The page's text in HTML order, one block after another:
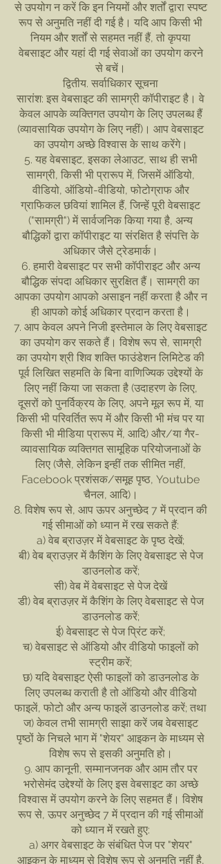
से उपयोग न करें कि इन नियमों और शर्तों द्वारा स्पष्ट
रूप से अनुमति नहीं दी गई है। यदि आप किसी भी
नियम और शर्तों से सहमत नहीं हैं, तो कृपया
वेबसाइट और यहां दी गई सेवाओं का उपयोग करने
से बचें।
द्वितीय. सर्वाधिकार सूचना
सारांश: इस वेबसाइट की सामग्री कॉपीराइट है। वे
केवल आपके व्यक्तिगत उपयोग के लिए उपलब्ध हैं
(व्यावसायिक उपयोग के लिए नहीं)। आप वेबसाइट
का उपयोग अच्छे विश्वास के साथ करेंगे।
5. यह वेबसाइट, इसका लेआउट, साथ ही सभी
सामग्री, किसी भी प्रारूप में, जिसमें ऑडियो,
वीडियो, ऑडियो-वीडियो, फोटोग्राफ और
ग्राफिकल छवियां शामिल हैं, जिन्हें पूरी वेबसाइट
("सामग्री") में सार्वजनिक किया गया है, अन्य
बौद्धिकों द्वारा कॉपीराइट या संरक्षित है संपत्ति के
अधिकार जैसे ट्रेडमार्क।
6. हमारी वेबसाइट पर सभी कॉपीराइट और अन्य
बौद्धिक संपदा अधिकार सुरक्षित हैं। सामग्री का
आपका उपयोग आपको असाइन नहीं करता है और न
ही आपको कोई अधिकार प्रदान करता है।
7. आप केवल अपने निजी इस्तेमाल के लिए वेबसाइट
का उपयोग कर सकते हैं। विशेष रूप से, सामग्री
का उपयोग श्री शिव शक्ति फाउंडेशन लिमिटेड की
पूर्व लिखित सहमति के बिना वाणिज्यिक उद्देश्यों के
लिए नहीं किया जा सकता है (उदाहरण के लिए,
दूसरों को पुनर्विक्रय के लिए, अपने मूल रूप में, या
किसी भी परिवर्तित रूप में और किसी भी मंच पर या
किसी भी मीडिया प्रारूप में, आदि) और/या गैर-
व्यावसायिक व्यक्तिगत सामूहिक परियोजनाओं के
लिए (जैसे, लेकिन इन्हीं तक सीमित नहीं,
Facebook प्रशंसक/समूह पृष्ठ, Youtube
चैनल, आदि)।
8. विशेष रूप से, आप ऊपर अनुच्छेद 7 में प्रदान की
गई सीमाओं को ध्यान में रख सकते हैं:
a) वेब ब्राउज़र में वेबसाइट के पृष्ठ देखें;
बी) वेब ब्राउज़र में कैशिंग के लिए वेबसाइट से पेज
डाउनलोड करें;
सी) वेब में वेबसाइट से पेज देखें
डी) वेब ब्राउज़र में कैशिंग के लिए वेबसाइट से पेज
डाउनलोड करें;
ई) वेबसाइट से पेज प्रिंट करें;
च) वेबसाइट से ऑडियो और वीडियो फाइलों को
स्ट्रीम करें;
छ) यदि वेबसाइट ऐसी फाइलों को डाउनलोड के
लिए उपलब्ध कराती है तो ऑडियो और वीडियो
फाइलें, फोटो और अन्य फाइलें डाउनलोड करें; तथा
ज) केवल तभी सामग्री साझा करें जब वेबसाइट
पृष्ठों के निचले भाग में "शेयर" आइकन के माध्यम से
विशेष रूप से इसकी अनुमति हो।
9. आप कानूनी, सम्मानजनक और आम तौर पर
भरोसेमंद उद्देश्यों के लिए इस वेबसाइट का अच्छे
विश्वास में उपयोग करने के लिए सहमत हैं। विशेष
रूप से, ऊपर अनुच्छेद 7 में प्रदान की गई सीमाओं
को ध्यान में रखते हुए:
a) अगर वेबसाइट के संबंधित पेज पर "शेयर"
आइकन के माध्यम से विशेष रूप से अनुमति नहीं है,